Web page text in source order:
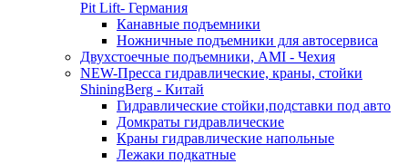
Pit Lift- Германия
Канавные подъемники
Ножничные подъемники для автосервиса
Двухстоечные подъемники, АМІ - Чехия
NEW-Пресса гидравлические, краны, стойки
ShiningBerg - Китай
Гидравлические стойки,подставки под авто
Домкраты гидравлические
Краны гидравлические напольные
Лежаки подкатные